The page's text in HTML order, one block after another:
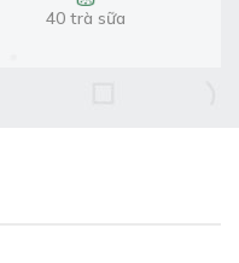
40 trà sữa